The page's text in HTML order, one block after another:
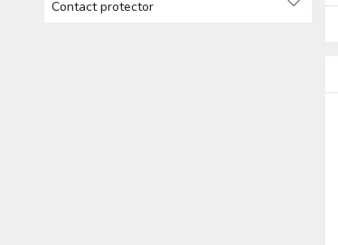
Contact protector